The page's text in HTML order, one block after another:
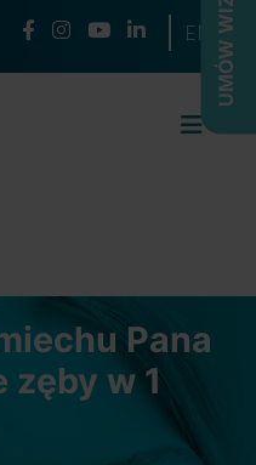
Wybierz
EN
Pana
zęby w 1